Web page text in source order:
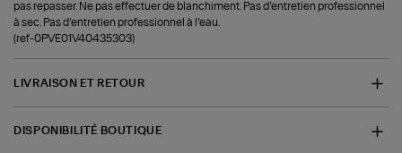
pas repasser. Ne pas effectuer de blanchiment. Pas d’entretien professionnel
à sec. Pas d’entretien professionnel à l’eau.
(ref-0PVE01V40435303)
LIVRAISON ET RETOUR
DISPONIBILITÉ BOUTIQUE